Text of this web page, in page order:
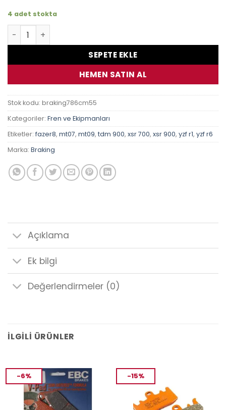
4 adet stokta
Braking Sinter Metal 786CM55 Ön Fren Balatası adet
SEPETE EKLE
HEMEN SATIN AL
Stok kodu: braking786cm55
Kategoriler: Fren ve Ekipmanları
Etiketler: fazer8, mt07, mt09, tdm 900, xsr 700, xsr 900, yzf r1, yzf r6
Marka: Braking
Açıklama
Ek bilgi
Değerlendirmeler (0)
İLGILI ÜRÜNLER
-6% -15%